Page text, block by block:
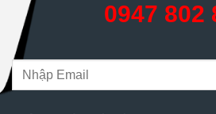
0947 802